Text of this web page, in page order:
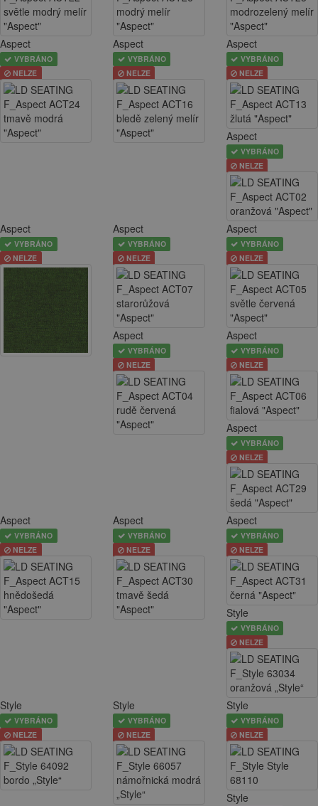
Aspect
VYBRÁNO
NELZE
Aspect
VYBRÁNO
NELZE
Aspect
VYBRÁNO
NELZE
Aspect
VYBRÁNO
NELZE
Aspect
VYBRÁNO
NELZE
Aspect
VYBRÁNO
NELZE
Aspect
VYBRÁNO
NELZE
Aspect
VYBRÁNO
NELZE
Aspect
VYBRÁNO
NELZE
Aspect
VYBRÁNO
NELZE
Aspect
VYBRÁNO
NELZE
Aspect
VYBRÁNO
NELZE
Aspect
VYBRÁNO
NELZE
Style
VYBRÁNO
NELZE
Style
VYBRÁNO
NELZE
Style
VYBRÁNO
NELZE
Style
VYBRÁNO
NELZE
Style